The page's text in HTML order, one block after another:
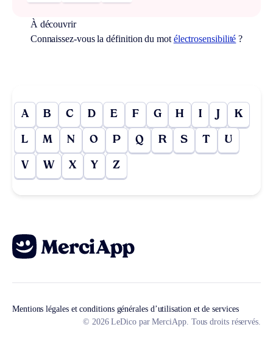
À découvrir
Connaissez-vous la définition du mot électrosensibilité ?
A B C D E F G H I J K
L M N O P Q R S T U
V W X Y Z
Mentions légales et conditions générales d’utilisation et de services
© 2026 LeDico par MerciApp. Tous droits réservés.